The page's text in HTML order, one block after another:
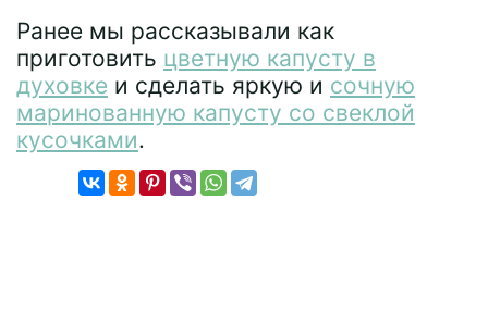
Ранее мы рассказывали как
приготовить цветную капусту в
духовке и сделать яркую и сочную
маринованную капусту со свеклой
кусочками.